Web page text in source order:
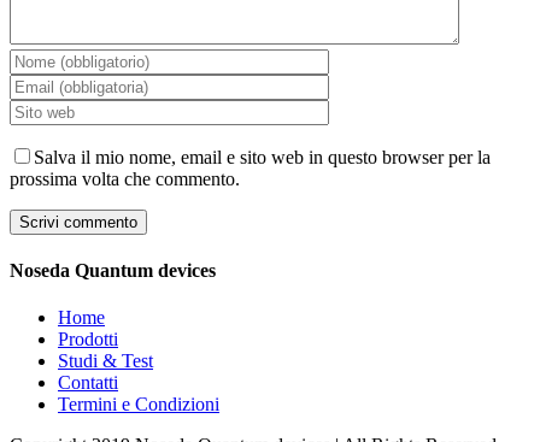
Salva il mio nome, email e sito web in questo browser per la
prossima volta che commento.
Noseda Quantum devices
Home
Prodotti
Studi & Test
Contatti
Termini e Condizioni